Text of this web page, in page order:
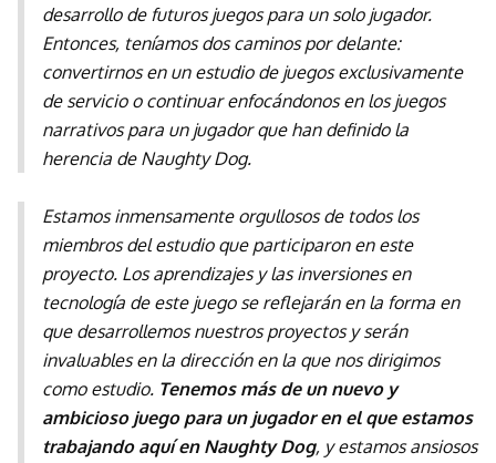
desarrollo de futuros juegos para un solo jugador.
Entonces, teníamos dos caminos por delante:
convertirnos en un estudio de juegos exclusivamente
de servicio o continuar enfocándonos en los juegos
narrativos para un jugador que han definido la
herencia de Naughty Dog.
Estamos inmensamente orgullosos de todos los
miembros del estudio que participaron en este
proyecto. Los aprendizajes y las inversiones en
tecnología de este juego se reflejarán en la forma en
que desarrollemos nuestros proyectos y serán
invaluables en la dirección en la que nos dirigimos
como estudio. Tenemos más de un nuevo y
ambicioso juego para un jugador en el que estamos
trabajando aquí en Naughty Dog, y estamos ansiosos